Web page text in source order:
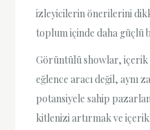
izleyicilerin önerilerini
toplum içinde daha güçlü
Görüntülü showlar, içerik
eğlence aracı değil, aynı
potansiyele sahip
kitlenizi artırmak ve